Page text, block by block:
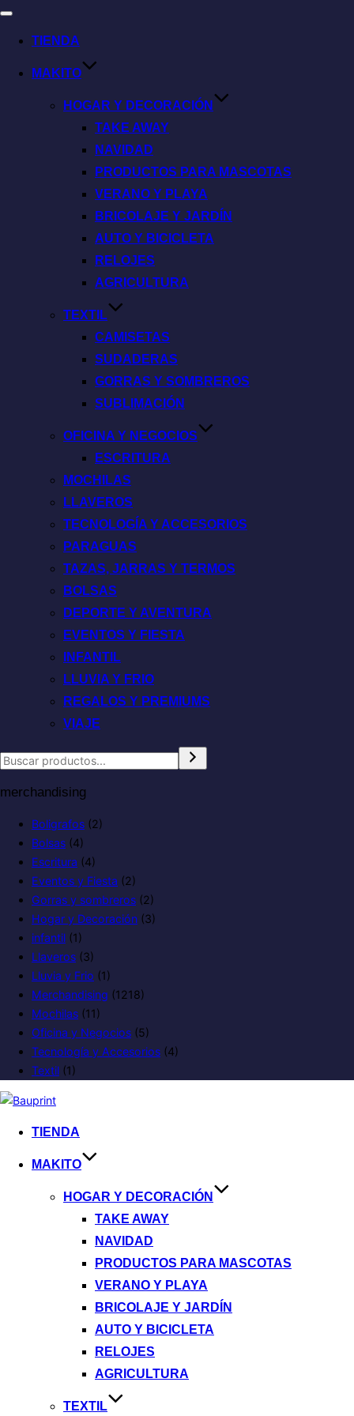
TIENDA
MAKITO
HOGAR Y DECORACIÓN
TAKE AWAY
NAVIDAD
PRODUCTOS PARA MASCOTAS
VERANO Y PLAYA
BRICOLAJE Y JARDÍN
AUTO Y BICICLETA
RELOJES
AGRICULTURA
TEXTIL
CAMISETAS
SUDADERAS
GORRAS Y SOMBREROS
SUBLIMACIÓN
OFICINA Y NEGOCIOS
ESCRITURA
MOCHILAS
LLAVEROS
TECNOLOGÍA Y ACCESORIOS
PARAGUAS
TAZAS, JARRAS Y TERMOS
BOLSAS
DEPORTE Y AVENTURA
EVENTOS Y FIESTA
INFANTIL
LLUVIA Y FRIO
REGALOS Y PREMIUMS
VIAJE
merchandising
Boligrafos (2)
Bolsas (4)
Escritura (4)
Eventos y Fiesta (2)
Gorras y sombreros (2)
Hogar y Decoración (3)
infantil (1)
Llaveros (3)
Lluvia y Frio (1)
Merchandising (1218)
Mochilas (11)
Oficina y Negocios (5)
Tecnología y Accesorios (4)
Textil (1)
TIENDA
MAKITO
HOGAR Y DECORACIÓN
TAKE AWAY
NAVIDAD
PRODUCTOS PARA MASCOTAS
VERANO Y PLAYA
BRICOLAJE Y JARDÍN
AUTO Y BICICLETA
RELOJES
AGRICULTURA
TEXTIL